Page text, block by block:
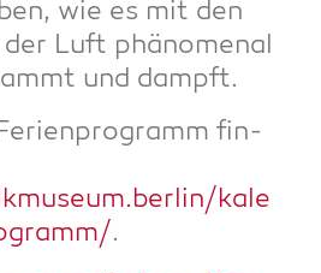
wie es mit den
Luft phä­no­me­nal
und dampft.
fin­
kale
.